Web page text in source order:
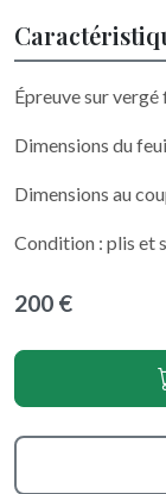
Épreuve sur vergé
Dimensions du
Dimensions au
Condition : plis et
200 €